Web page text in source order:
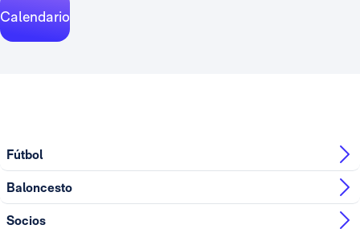
Calendario
Fútbol
Baloncesto
Socios